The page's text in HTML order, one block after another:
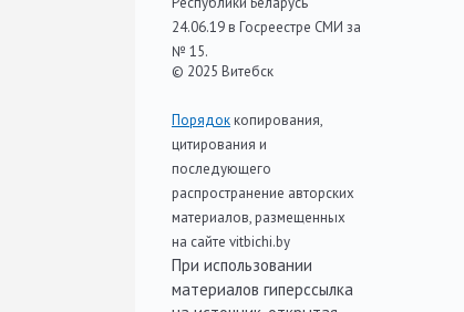
24.06.19 в Госреестре СМИ за
№ 15.
© 2025 Витебск
Порядоккопирования,
цитирования и
последующего
распространение авторских
материалов, размещенных
на сайте vitbichi.by
При использовании
материалов гиперссылка